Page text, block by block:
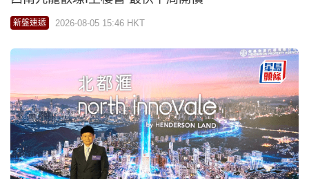
新盤速遞 2026-08-05 15:46 HKT